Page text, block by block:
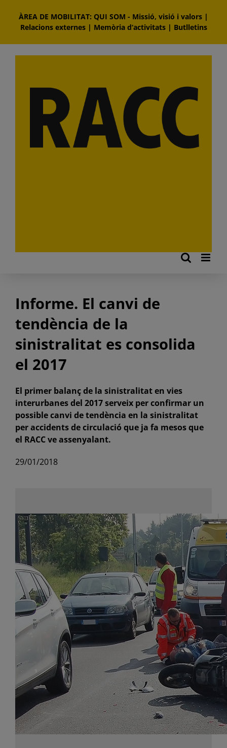
content
ÀREA DE MOBILITAT: QUI SOM - Missió, visió i valors |
Relacions externes| Memòria d‘activitats| Butlletins
Informe. El canvi de
tendència de la
sinistralitat es consolida
el 2017
El primer balanç de la sinistralitat en vies
interurbanes del 2017 serveix per confirmar un
possible canvi de tendència en la sinistralitat
per accidents de circulació que ja fa mesos que
el RACC ve assenyalant.
29/01/2018